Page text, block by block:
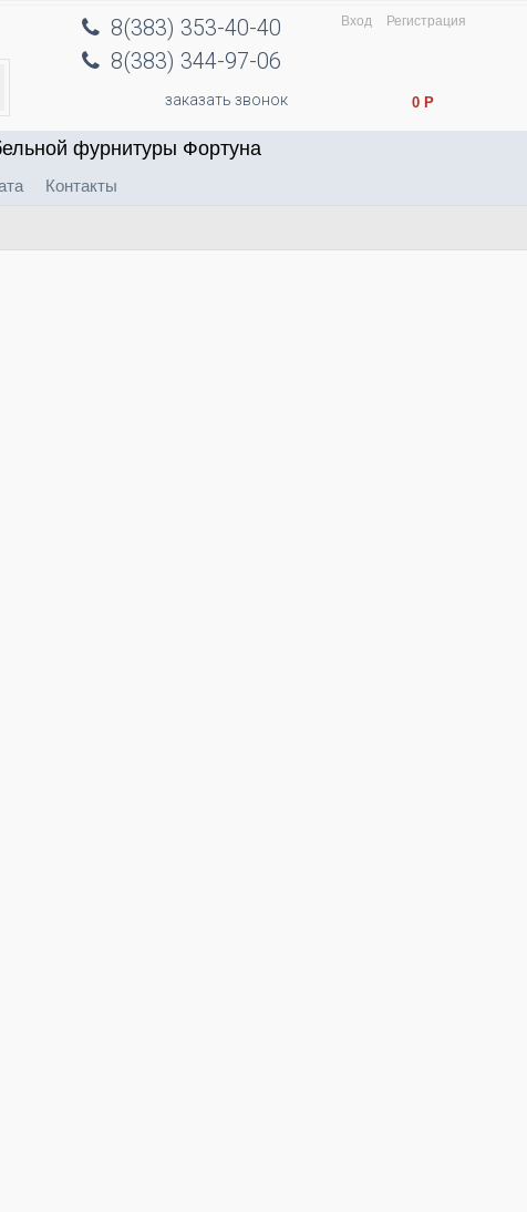
Вход Регистрация
8(383) 353-40-40
8(383) 344-97-06
заказать звонок 0 Р
фурнитуры Фортуна
Контакты